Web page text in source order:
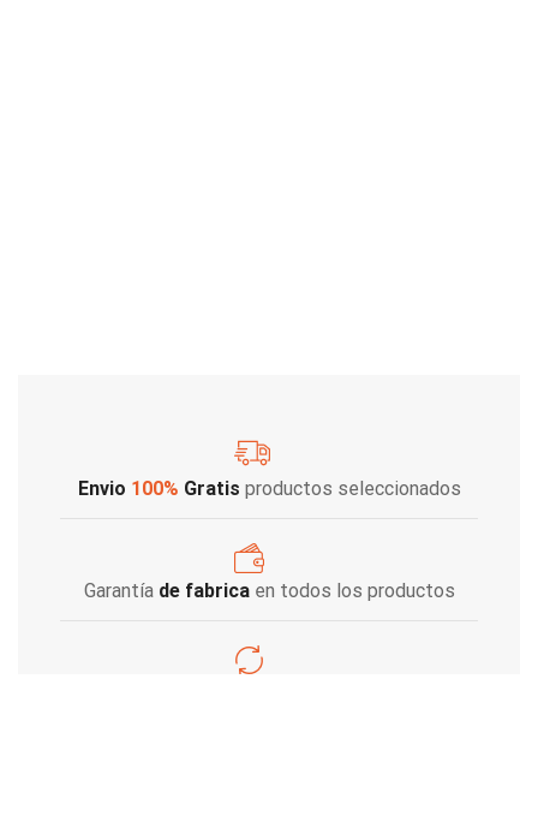
Envio 100% Gratis productos seleccionados
Garantía de fabricaen todos los productos